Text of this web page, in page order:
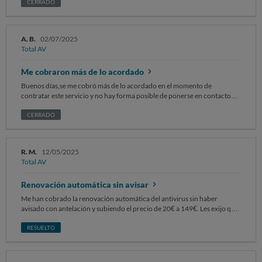
CERRADO
A. B. 02/07/2025
Total AV
Me cobraron más de lo acordado
Buenos días,se me cobró más de lo acordado en el momento de
contratar este servicio y no hay forma posible de ponerse en contacto
nada que pueda atenderme por esto necesitamos vuestra ayuda.
CERRADO
R. M. 12/05/2025
Total AV
Renovación automática sin avisar
Me han cobrado la renovación automática del antivirus sin haber
avisado con antelación y subiendo el precio de 20€ a 149€. Les exijo que
RESUELTO